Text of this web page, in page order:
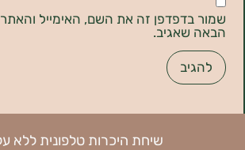
זה את השם, האימייל והאתר שלי לפעם
שיחת היכרות טלפונית ללא עלות >